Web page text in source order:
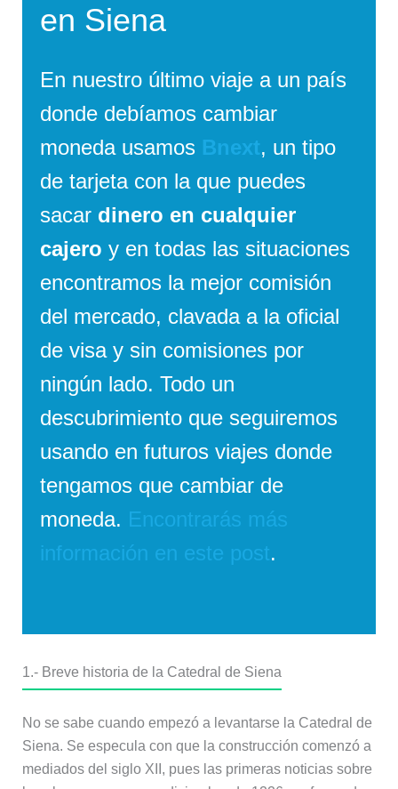
en Siena
En nuestro último viaje a un país
donde debíamos cambiar
moneda usamos Bnext, un tipo
de tarjeta con la que puedes
sacardinero en cualquier
cajero y en todas las situaciones
encontramos la mejor comisión
del mercado, clavada a la oficial
de visa y sin comisiones por
ningún lado. Todo un
descubrimiento que seguiremos
usando en futuros viajes donde
tengamos que cambiar de
moneda. Encontrarás más
información en este post.
1.- Breve historia de la Catedral de Siena
No se sabe cuando empezó a levantarse la Catedral de
Siena. Se especula con que la construcción comenzó a
mediados del siglo XII, pues las primeras noticias sobre